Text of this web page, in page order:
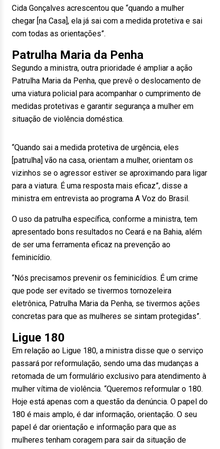
Cida Gonçalves acrescentou que “quando a mulher
chegar [na Casa], ela já sai com a medida protetiva e sai
com todas as orientações”.
Patrulha Maria da Penha
Segundo a ministra, outra prioridade é ampliar a ação
Patrulha Maria da Penha, que prevê o deslocamento de
uma viatura policial para acompanhar o cumprimento de
medidas protetivas e garantir segurança a mulher em
situação de violência doméstica.
“Quando sai a medida protetiva de urgência, eles
[patrulha] vão na casa, orientam a mulher, orientam os
vizinhos se o agressor estiver se aproximando para ligar
para a viatura. É uma resposta mais eficaz”, disse a
ministra em entrevista ao programa A Voz do Brasil.
O uso da patrulha específica, conforme a ministra, tem
apresentado bons resultados no Ceará e na Bahia, além
de ser uma ferramenta eficaz na prevenção ao
feminicídio.
“Nós precisamos prevenir os feminicídios. É um crime
que pode ser evitado se tivermos tornozeleira
eletrônica, Patrulha Maria da Penha, se tivermos ações
concretas para que as mulheres se sintam protegidas”.
Ligue 180
Em relação ao Ligue 180, a ministra disse que o serviço
passará por reformulação, sendo uma das mudanças a
retomada de um formulário exclusivo para atendimento à
mulher vítima de violência. “Queremos reformular o 180.
Hoje está apenas com a questão da denúncia. O papel do
180 é mais amplo, é dar informação, orientação. O seu
papel é dar orientação e informação para que as
mulheres tenham coragem para sair da situação de